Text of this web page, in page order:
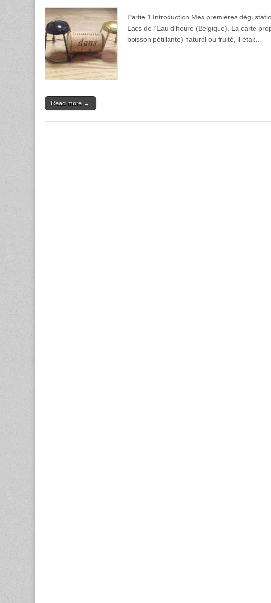
Partie 1 Introduction Mes premières
Lacs de l’Eau d’heure (Belgique). La carte
boisson pétillante) naturel ou fruité, il était…
Read more →